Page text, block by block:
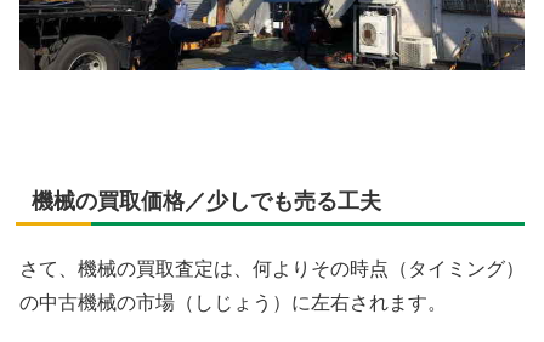
機械の買取価格／少しでも売る工夫
さて、機械の買取査定は、何よりその時点（タイミング）
の中古機械の市場（しじょう）に左右されます。